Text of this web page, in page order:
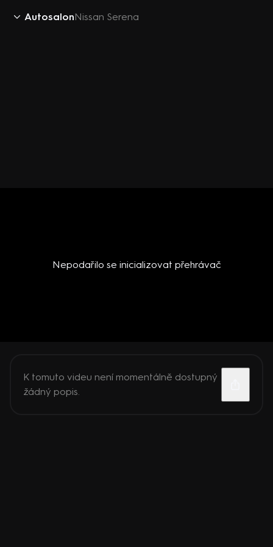
AutosalonNissan Serena
Nepodařilo se inicializovat přehrávač
K tomuto videu není momentálně dostupný
žádný popis.